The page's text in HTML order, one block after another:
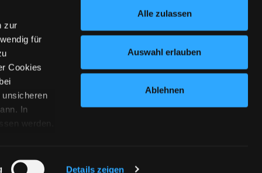
zur
für
Cookies
unsicheren
In
werden.
Details zeigen
Alle zulassen
Auswahl erlauben
Ablehnen
abonnieren
keine Veranstaltung verpassen
abonnieren